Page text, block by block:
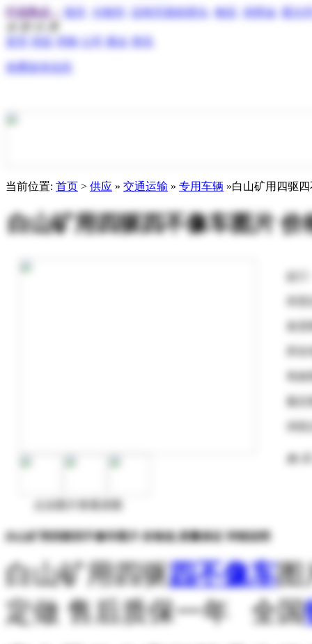
行业热点： 报关 分散剂 压电写真机喷头 物流 润滑油
求购 展会
免费发布信息
当前位置: 首页 > 供应 » 交通运输 » 专用车辆 »白山矿用四驱
白山矿用四驱四不像车图片 价
白山矿用四驱四不像车图片 价格低 质量保证 详细说明
白山矿用四驱四不像车图
定做 售后质保一年 全国